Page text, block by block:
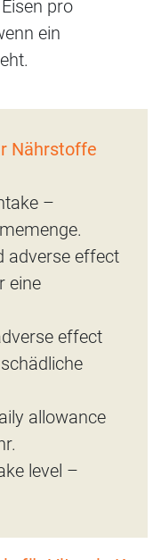
pro
ein
Nährstoffe
–
adverse effect
eine
effect
allowance
level –